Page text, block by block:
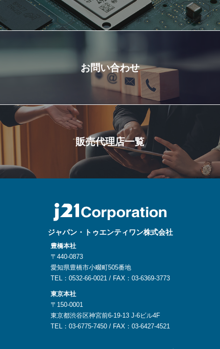
お問い合わせ
販売代理店一覧
ジャパン・トゥエンティワン株式会社
豊橋本社
〒440-0873
愛知県豊橋市小畷町505番地
TEL：0532-66-0021 / FAX：03-6369-3773
東京本社
〒150-0001
東京都渋谷区神宮前6-19-13 J-6ビル4F
TEL：03-6775-7450 / FAX：03-6427-4521